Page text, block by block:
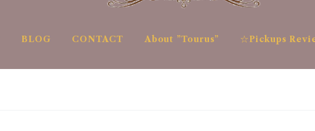
BLOG CONTACT About ”Tourus” ☆Pickups